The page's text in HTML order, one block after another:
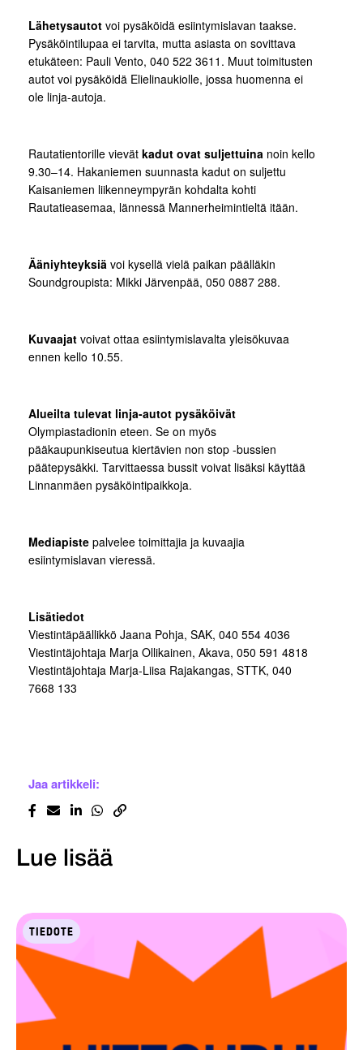
Lähetysautot voi pysäköidä esiintymislavan taakse.
Pysäköintilupaa ei tarvita, mutta asiasta on sovittava
etukäteen: Pauli Vento, 040 522 3611. Muut toimitusten
autot voi pysäköidä Elielinaukiolle, jossa huomenna ei
ole linja-autoja.
Rautatientorille vievät kadut ovat suljettuina noin kello
9.30–14. Hakaniemen suunnasta kadut on suljettu
Kaisaniemen liikenneympyrän kohdalta kohti
Rautatieasemaa, lännessä Mannerheimintieltä itään.
Ääniyhteyksiä voi kysellä vielä paikan päälläkin
Soundgroupista: Mikki Järvenpää, 050 0887 288.
Kuvaajat voivat ottaa esiintymislavalta yleisökuvaa
ennen kello 10.55.
Alueilta tulevat linja-autot pysäköivät
Olympiastadionin eteen. Se on myös
pääkaupunkiseutua kiertävien non stop -bussien
päätepysäkki. Tarvittaessa bussit voivat lisäksi käyttää
Linnanmäen pysäköintipaikkoja.
Mediapiste palvelee toimittajia ja kuvaajia
esiintymislavan vieressä.
Lisätiedot
Viestintäpäällikkö Jaana Pohja, SAK, 040 554 4036
Viestintäjohtaja Marja Ollikainen, Akava, 050 591 4818
Viestintäjohtaja Marja-Liisa Rajakangas, STTK, 040
7668 133
Jaa artikkeli:
Lue lisää
TIEDOTE